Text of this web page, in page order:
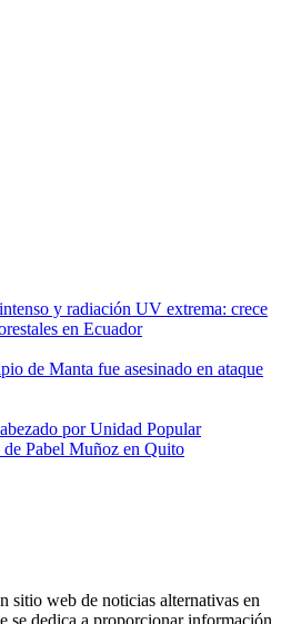
y radiación UV extrema: crece
en Ecuador
de Manta fue asesinado en ataque
por Unidad Popular
de Pabel Muñoz en Quito
web de noticias alternativas en
se dedica a proporcionar información